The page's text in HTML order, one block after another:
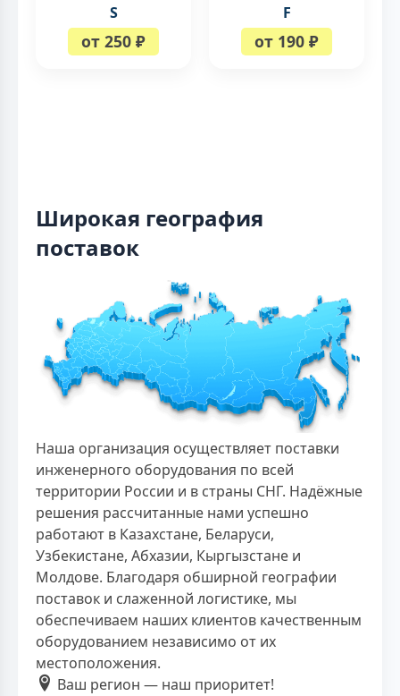
S
от 250 ₽
F
от 190 ₽
Широкая география
поставок
Наша организация осуществляет поставки
инженерного оборудования по всей
территории России и в страны СНГ. Надёжные
решения рассчитанные нами успешно
работают в Казахстане, Беларуси,
Узбекистане, Абхазии, Кыргызстане и
Молдове. Благодаря обширной географии
поставок и слаженной логистике, мы
обеспечиваем наших клиентов качественным
оборудованием независимо от их
местоположения.
Ваш регион — наш приоритет!